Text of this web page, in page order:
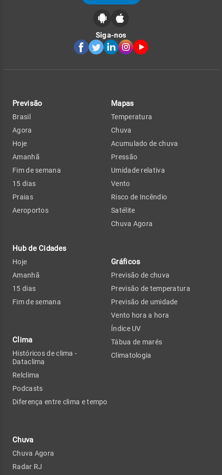
Siga-nos
Previsão
Brasil
Agora
Hoje
Amanhã
Fim de semana
15 dias
Praias
Aeroportos
Hub de Cidades
Hoje
Amanhã
15 dias
Fim de semana
Clima
Históricos de clima -
Dataclima
Relclima
Podcasts
Diferença entre clima e tempo
Chuva
Chuva Agora
Radar RJ
Mapas
Temperatura
Chuva
Acumulado de chuva
Pressão
Umidade relativa
Vento
Risco de Incêndio
Satélite
Chuva Agora
Gráficos
Previsão de chuva
Previsão de temperatura
Previsão de umidade
Vento hora a hora
Índice UV
Tábua de marés
Climatologia